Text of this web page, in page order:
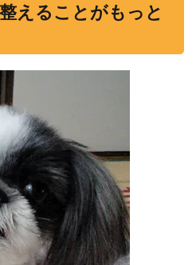
えることがもっと